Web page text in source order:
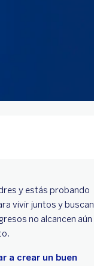
y estás probando
vivir juntos y buscan
no alcancen aún
a crear un buen